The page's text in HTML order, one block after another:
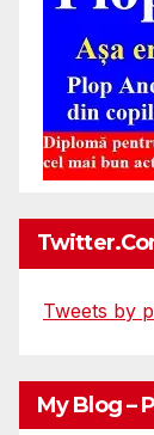
Tweets by
My Blog –